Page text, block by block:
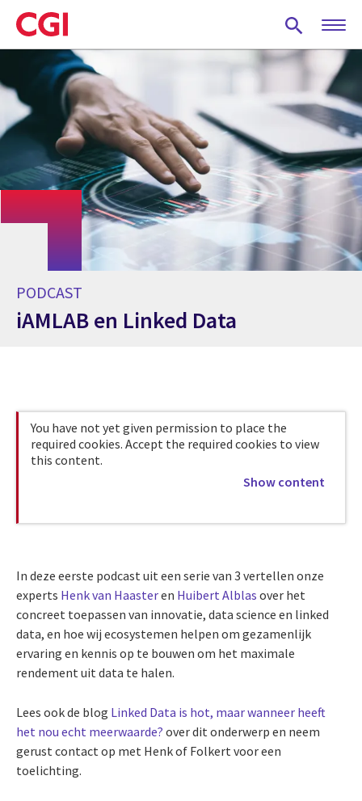
Skip
to
main
content
PODCAST
iAMLAB en Linked Data
You have not yet given permission to place the
required cookies. Accept the required cookies to view
this content.
Show content
In deze eerste podcast uit een serie van 3 vertellen onze
experts Henk van Haasteren Huibert Alblas over het
concreet toepassen van innovatie, data science en linked
data, en hoe wij ecosystemen helpen om gezamenlijk
ervaring en kennis op te bouwen om het maximale
rendement uit data te halen.
Lees ook de blog Linked Data is hot, maar wanneer heeft
het nou echt meerwaarde? over dit onderwerp en neem
gerust contact op met Henk of Folkert voor een
toelichting.